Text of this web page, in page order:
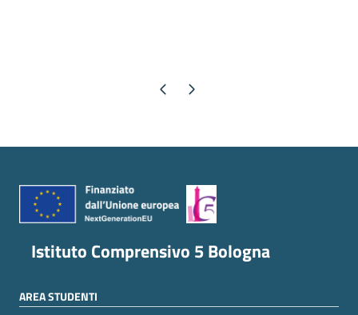
Pagina precedente
Pagina successiva
Istituto Comprensivo 5 Bologna
AREA STUDENTI